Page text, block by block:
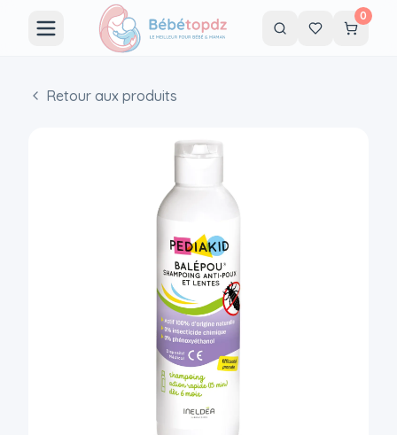
0
Retour aux produits